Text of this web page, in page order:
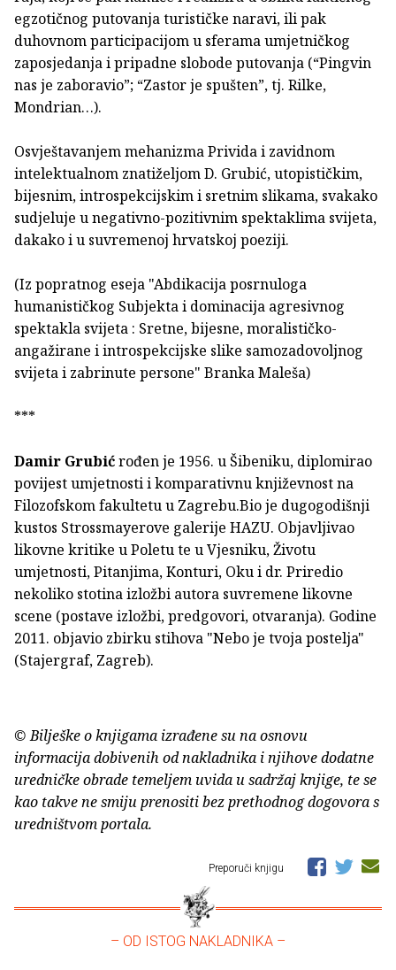
egzotičnog putovanja turističke naravi, ili pak
duhovnom participacijom u sferama umjetničkog
zaposjedanja i pripadne slobode putovanja (“Pingvin
nas je zaboravio”; “Zastor je spušten”, tj. Rilke,
Mondrian…).
Osvještavanjem mehanizma Privida i zavidnom
intelektualnom znatiželjom D. Grubić, utopističkim,
bijesnim, introspekcijskim i sretnim slikama, svakako
sudjeluje u negativno-pozitivnim spektaklima svijeta,
dakako i u suvremenoj hrvatskoj poeziji.
(Iz popratnog eseja "Abdikacija posrnuloga
humanističkog Subjekta i dominacija agresivnog
spektakla svijeta : Sretne, bijesne, moralističko-
angažirane i introspekcijske slike samozadovoljnog
svijeta i zabrinute persone" Branka Maleša)
***
Damir Grubićrođen je 1956. u Šibeniku, diplomirao
povijest umjetnosti i komparativnu književnost na
Filozofskom fakultetu u Zagrebu.Bio je dugogodišnji
kustos Strossmayerove galerije HAZU. Objavljivao
likovne kritike u Poletu te u Vjesniku, Životu
umjetnosti, Pitanjima, Konturi, Oku i dr. Priredio
nekoliko stotina izložbi autora suvremene likovne
scene (postave izložbi, predgovori, otvaranja). Godine
2011. objavio zbirku stihova "Nebo je tvoja postelja"
(Stajergraf, Zagreb).
© Bilješke o knjigama izrađene su na osnovu
informacija dobivenih od nakladnika i njihove dodatne
uredničke obrade temeljem uvida u sadržaj knjige, te se
kao takve ne smiju prenositi bez prethodnog dogovora s
uredništvom portala.
Preporuči knjigu
– OD ISTOG NAKLADNIKA –